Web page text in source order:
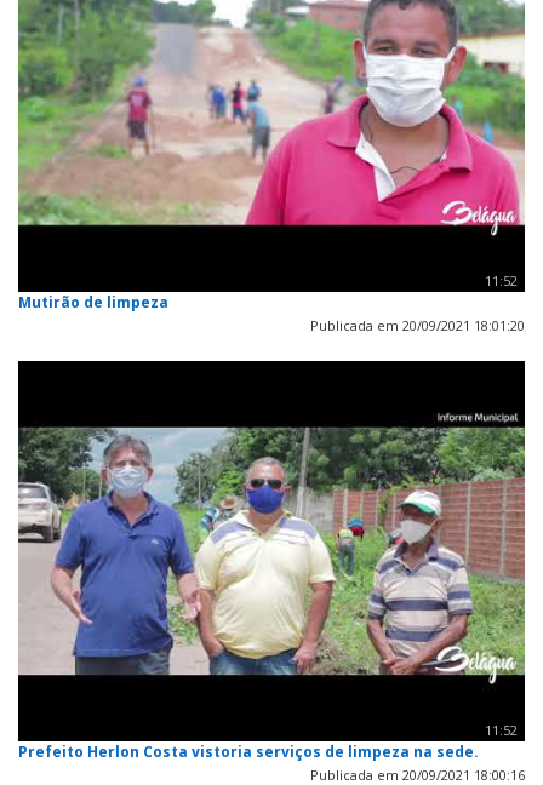
11:52
Mutirão de limpeza
Publicada em 20/09/2021 18:01:20
11:52
Prefeito Herlon Costa vistoria serviços de limpeza na sede.
Publicada em 20/09/2021 18:00:16